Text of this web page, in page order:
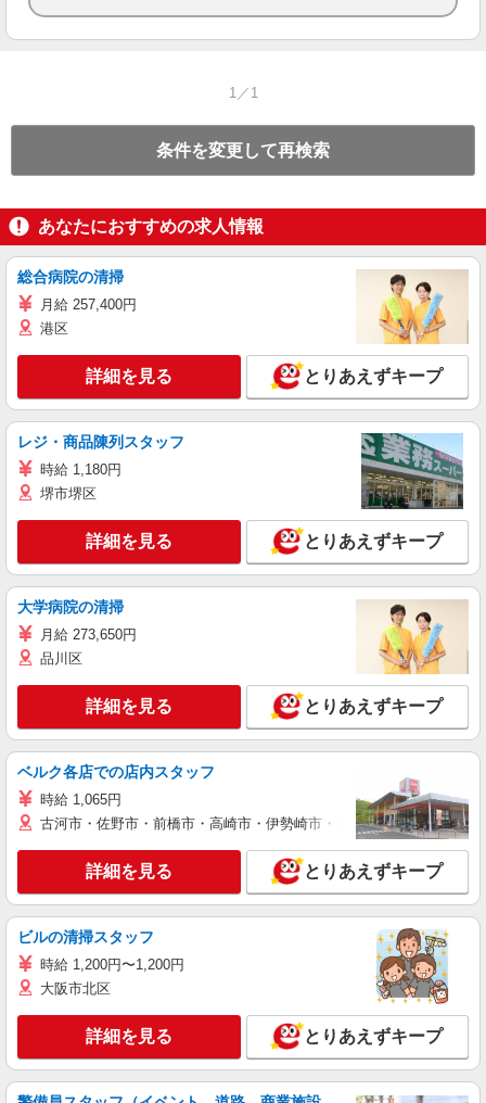
1／1
条件を変更して再検索
あなたにおすすめの求人情報
総合病院の清掃
月給 257,400円
港区
詳細を見る とりあえずキープ
レジ・商品陳列スタッフ
時給 1,180円
堺市堺区
詳細を見る とりあえずキープ
大学病院の清掃
月給 273,650円
品川区
詳細を見る とりあえずキープ
ベルク各店での店内スタッフ
時給 1,065円
古河市・佐野市・前橋市・高崎市・伊勢崎市・太田市・館林市・藤
詳細を見る とりあえずキープ
ビルの清掃スタッフ
時給 1,200円〜1,200円
大阪市北区
詳細を見る とりあえずキープ